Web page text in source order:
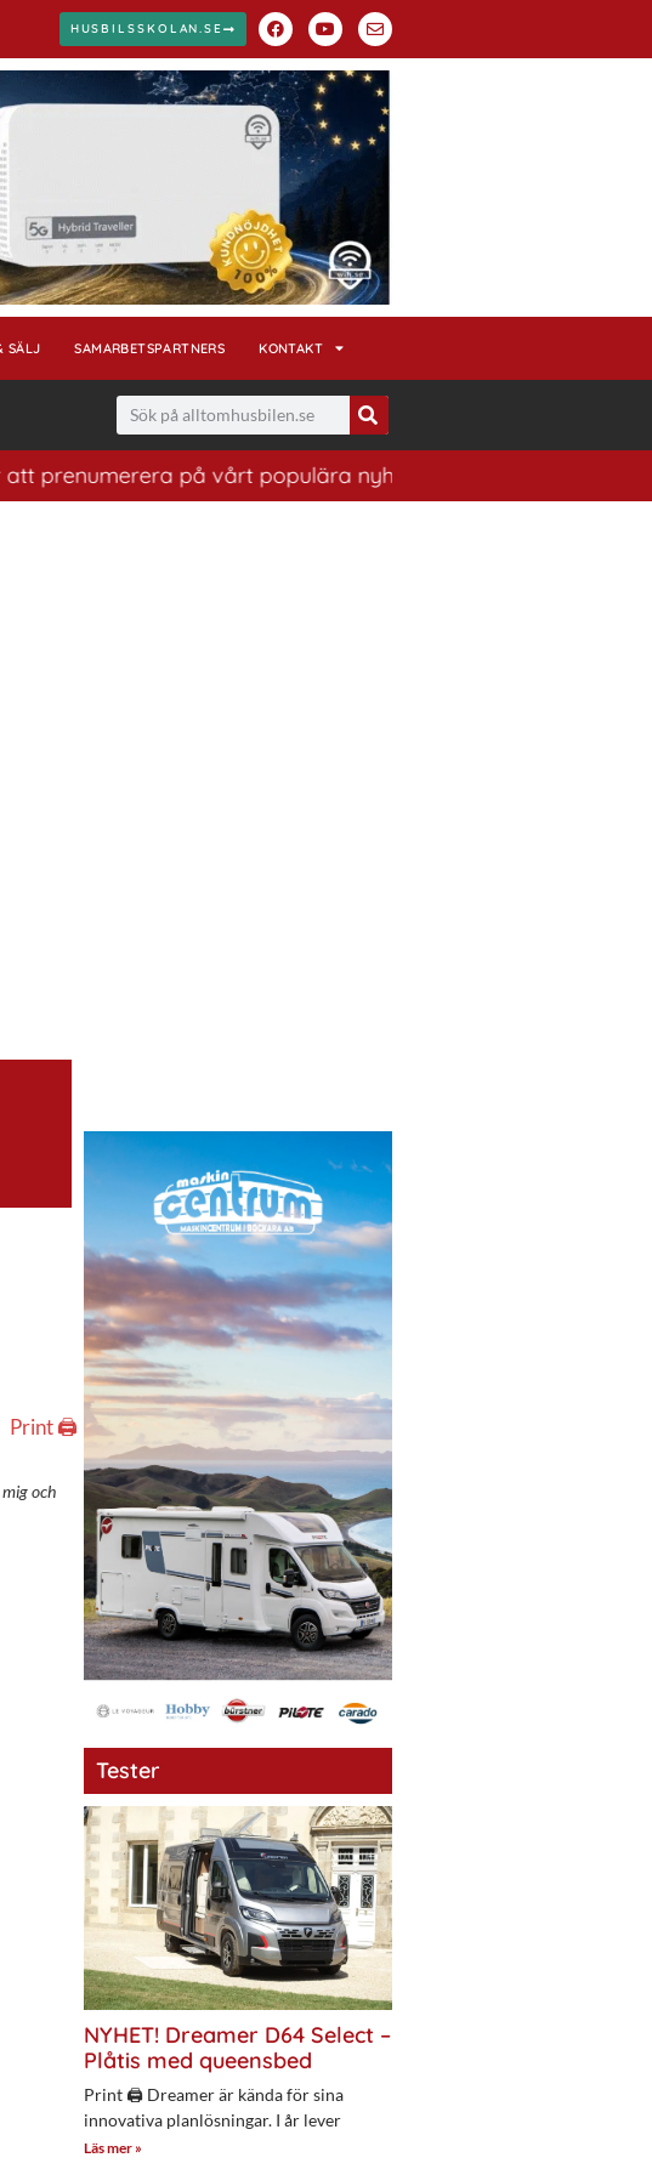
HUSBILSSKOLAN.SE
SÄLJ SAMARBETSPARTNERS KONTAKT
på vårt populära nyhetsbrev. Ett bra sätt att ha koll
Print 🖨
och
Tester
NYHET! Dreamer D64 Select –
Plåtis med queensbed
Print 🖨 Dreamer är kända för sina
innovativa planlösningar. I år lever
Läs mer »